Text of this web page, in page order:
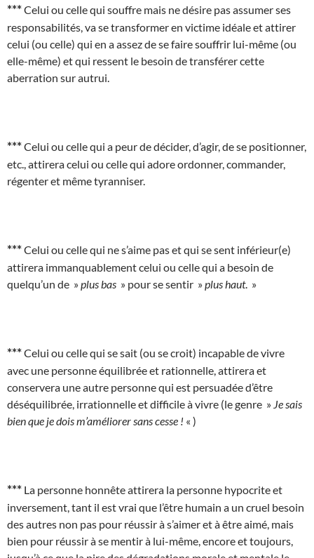
***Celui ou celle qui souffre mais ne désire pas assumer ses
responsabilités, va se transformer en victime idéale et attirer
celui (ou celle) qui en a assez de se faire souffrir lui-même (ou
elle-même) et qui ressent le besoin de transférer cette
aberration sur autrui.
***Celui ou celle qui a peur de décider, d’agir, de se positionner,
etc., attirera celui ou celle qui adore ordonner, commander,
régenter et même tyranniser.
***Celui ou celle qui ne s’aime pas et qui se sent inférieur(e)
attirera immanquablement celui ou celle qui a besoin de
quelqu’un de »plus bas » pour se sentir »plus haut. »
***Celui ou celle qui se sait (ou se croit) incapable de vivre
avec une personne équilibrée et rationnelle, attirera et
conservera une autre personne qui est persuadée d’être
déséquilibrée, irrationnelle et difficile à vivre (le genre » Je sais
bien que je dois m’améliorer sans cesse ! « )
*** La personne honnête attirera la personne hypocrite et
inversement, tant il est vrai que l’être humain a un cruel besoin
des autres non pas pour réussir à s’aimer et à être aimé, mais
bien pour réussir à se mentir à lui-même, encore et toujours,